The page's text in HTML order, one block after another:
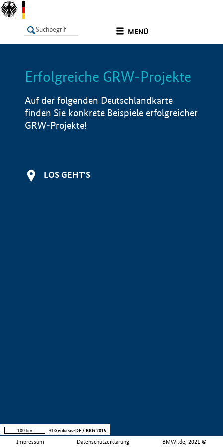
MENÜ
LISTE Info
Erfolgreiche GRW-Projekte
Auf der folgenden Deutschlandkarte
finden Sie konkrete Beispiele erfolgreicher
GRW-Projekte!
LOS GEHT'S
Impressum Datenschutzerklärung BMWi.de, 2021 ©
100 km © Geobasis-DE / BKG 2015